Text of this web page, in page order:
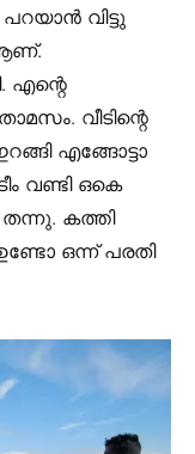
വിട്ടു
എന്റെ
വീടിന്റെ
എങ്ങോട്ടാ
വണ്ടി ഒകെ
കത്തി
ഒന്ന് പരതി